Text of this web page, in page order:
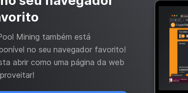
Mining também está
no seu navegador favorito!
abrir como uma página da web